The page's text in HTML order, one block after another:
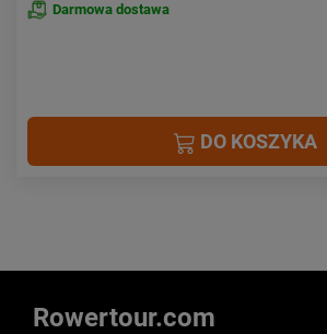
Darmowa dostawa
DO KOSZYKA
Rowertour.com